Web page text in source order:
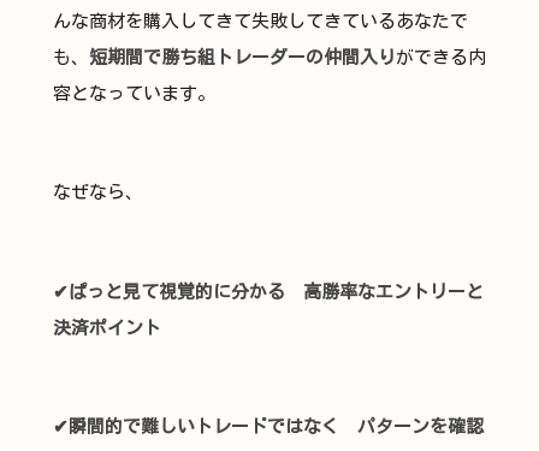
んな商材を購入してきて失敗してきているあなたで
も、 短期間で勝ち組トレーダーの仲間入り ができる内
容となっています。
なぜなら、
✔ぱっと見て視覚的に分かる 高勝率なエントリーと
決済ポイント
✔瞬間的で難しいトレードではなく パターンを確認